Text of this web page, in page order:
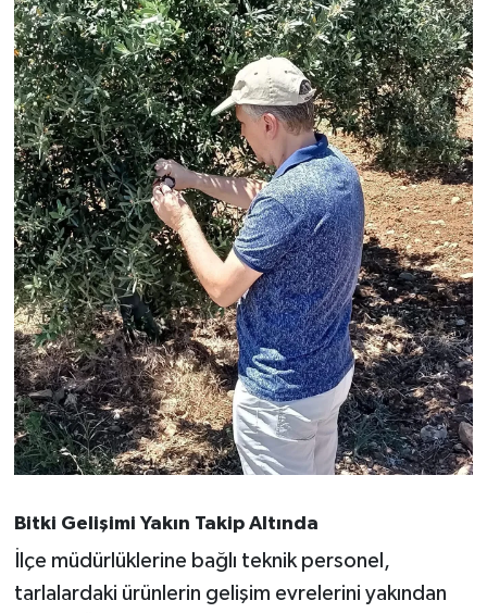
Bitki Gelişimi Yakın Takip Altında
İlçe müdürlüklerine bağlı teknik personel,
tarlalardaki ürünlerin gelişim evrelerini yakından
Manyas
OLAY
OTOMOTİV
Resmi İlanlar
SAĞLIK
Savaştepe
SEYAHAT
SİYASET
Sındırgı
SPOR
SÜRMANŞET